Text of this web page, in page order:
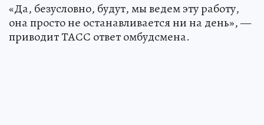
«Да, безусловно, будут, мы ведем эту работу,
она просто не останавливается ни на день», —
приводит ТАСС ответ омбудсмена.